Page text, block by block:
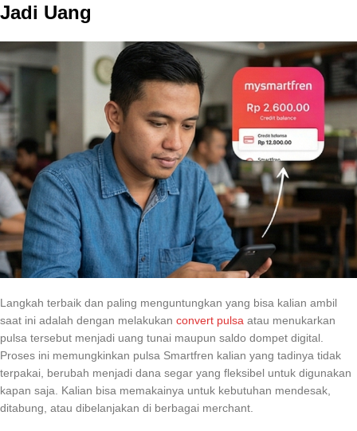
Jadi Uang
Langkah terbaik dan paling menguntungkan yang bisa kalian ambil
saat ini adalah dengan melakukan convert pulsa atau menukarkan
pulsa tersebut menjadi uang tunai maupun saldo dompet digital.
Proses ini memungkinkan pulsa Smartfren kalian yang tadinya tidak
terpakai, berubah menjadi dana segar yang fleksibel untuk digunakan
kapan saja. Kalian bisa memakainya untuk kebutuhan mendesak,
ditabung, atau dibelanjakan di berbagai merchant.